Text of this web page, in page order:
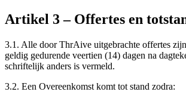
Artikel 3– Offertes en
3.1. Alle door ThrAive uitgebrachte offertes
geldig gedurende veertien (14) dagen na
schriftelijk anders is vermeld.
3.2. Een Overeenkomst komt tot stand zodra: